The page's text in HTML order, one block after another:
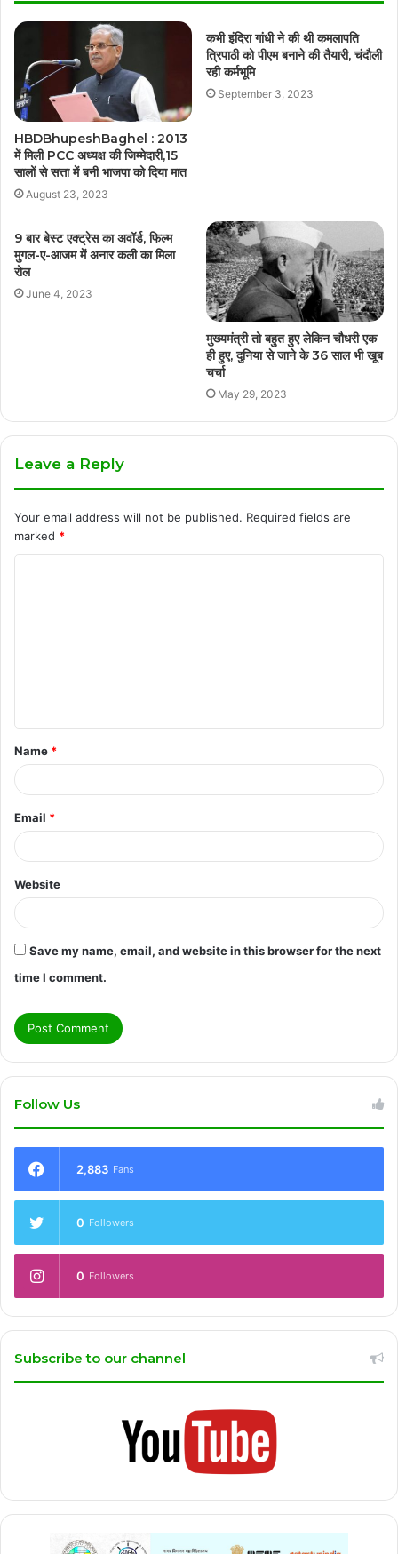
HBDBhupeshBaghel : 2013
में मिली PCC अध्यक्ष की जिम्मेदारी,15
सालों से सत्ता में बनी भाजपा को दिया मात
August 23, 2023
कभी इंदिरा गांधी ने की थी कमलापति
त्रिपाठी को पीएम बनाने की तैयारी, चंदौली
रही कर्मभूमि
September 3, 2023
9 बार बेस्ट एक्ट्रेस का अवॉर्ड, फिल्म
मुगल-ए-आजम में अनार कली का मिला
रोल
June 4, 2023
मुख्यमंत्री तो बहुत हुए लेकिन चौधरी एक
ही हुए, दुनिया से जाने के 36 साल भी खूब
चर्चा
May 29, 2023
Leave a Reply
Your email address will not be published. Required fields are
marked *
t
*
Name *
Email *
Website
Save my name, email, and website in this browser for the next
time I comment.
Follow Us
2,883 Fans
0 Followers
0 Followers
Subscribe to our channel